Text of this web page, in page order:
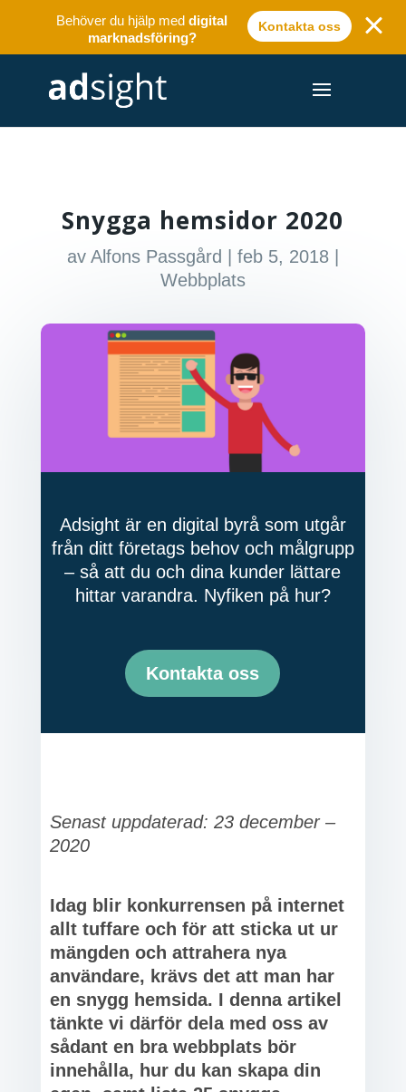
Behöver du hjälp meddigital
marknadsföring?
Kontakta oss
Snygga hemsidor 2020
av Alfons Passgård feb 5, 2018|
Webbplats
Adsight är en digital byrå som utgår
från ditt företags behov och målgrupp
– så att du och dina kunder lättare
hittar varandra. Nyfiken på hur?
Kontakta oss
Senast uppdaterad: 23 december –
2020
Idag blir konkurrensen på internet
allt tuffare och för att sticka ut ur
mängden och attrahera nya
användare, krävs det att man har
en snygg hemsida. I denna artikel
tänkte vi därför dela med oss av
sådant en bra webbplats bör
innehålla, hur du kan skapa din